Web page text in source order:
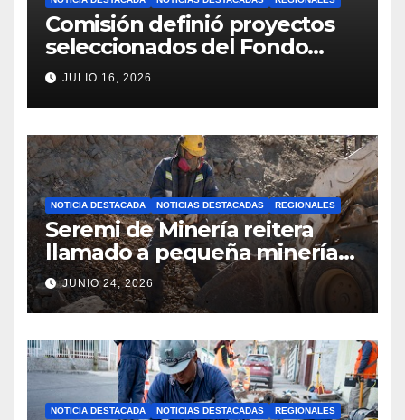
Comisión definió proyectos
seleccionados del Fondo
Concursable 2026 de Nueva
Atacama
JULIO 16, 2026
NOTICIA DESTACADA NOTICIAS DESTACADAS REGIONALES
Seremi de Minería reitera
llamado a pequeña minería
para postulaciones PAMMA
Equipa y Desarrolla 2026
JUNIO 24, 2026
NOTICIA DESTACADA NOTICIAS DESTACADAS REGIONALES